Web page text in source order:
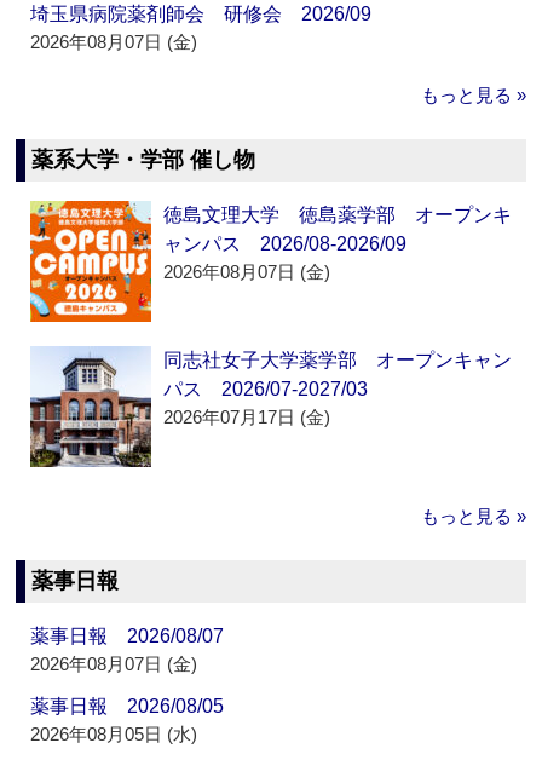
埼玉県病院薬剤師会 研修会 2026/09
2026年08月07日 (金)
もっと見る »
薬系大学・学部 催し物
徳島文理大学 徳島薬学部 オープンキ
ャンパス 2026/08-2026/09
2026年08月07日 (金)
同志社女子大学薬学部 オープンキャン
パス 2026/07-2027/03
2026年07月17日 (金)
もっと見る »
薬事日報
薬事日報 2026/08/07
2026年08月07日 (金)
薬事日報 2026/08/05
2026年08月05日 (水)